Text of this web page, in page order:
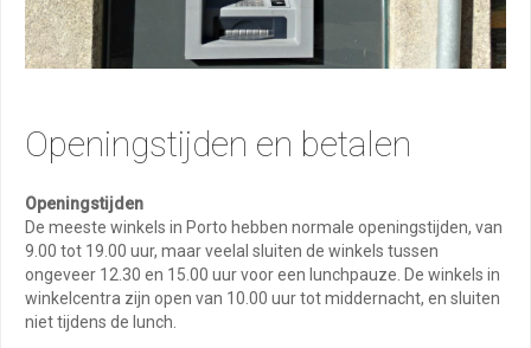
Openingstijden en betalen
Openingstijden
De meeste winkels in Porto hebben normale openingstijden, van
9.00 tot 19.00 uur, maar veelal sluiten de winkels tussen
ongeveer 12.30 en 15.00 uur voor een lunchpauze. De winkels in
winkelcentra zijn open van 10.00 uur tot middernacht, en sluiten
niet tijdens de lunch.